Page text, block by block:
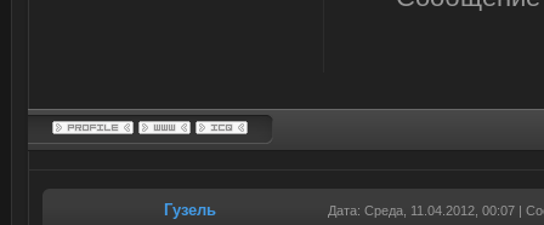
Гузель Дата: Среда, 11.04.2012, 00:07 |